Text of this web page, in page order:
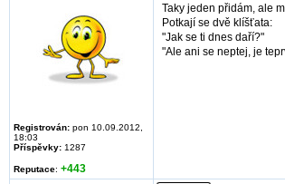
Registrován: pon 10.09.2012,
18:03
Příspěvky: 1287
Reputace: +443
Taky jeden přidám, ale
Potkají se dvě klíšťata:
"Jak se ti dnes daří?"
"Ale ani se neptej, je